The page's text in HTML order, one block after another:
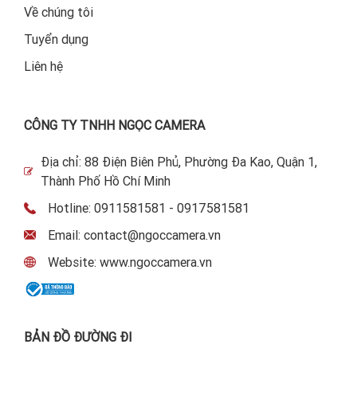
Về chúng tôi
Tuyển dụng
Liên hệ
CÔNG TY TNHH NGỌC CAMERA
Địa chỉ: 88 Điện Biên Phủ, Phường Đa Kao, Quận 1,
Thành Phố Hồ Chí Minh
Hotline: 0911581581 - 0917581581
Email: contact@ngoccamera.vn
Website: www.ngoccamera.vn
BẢN ĐỒ ĐƯỜNG ĐI